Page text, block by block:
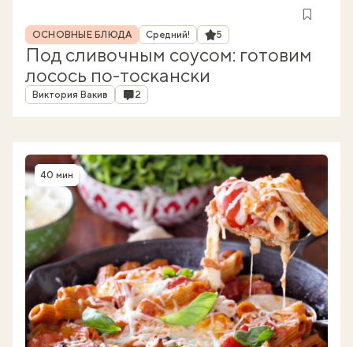
Рубрика
ОСНОВНЫЕ БЛЮДА Средний! Рейтинг
5
Под сливочным соусом: готовим
лосось по-тоскански
Автор
Виктория Вакив Комментарии
2
Время приготовления
40 мин